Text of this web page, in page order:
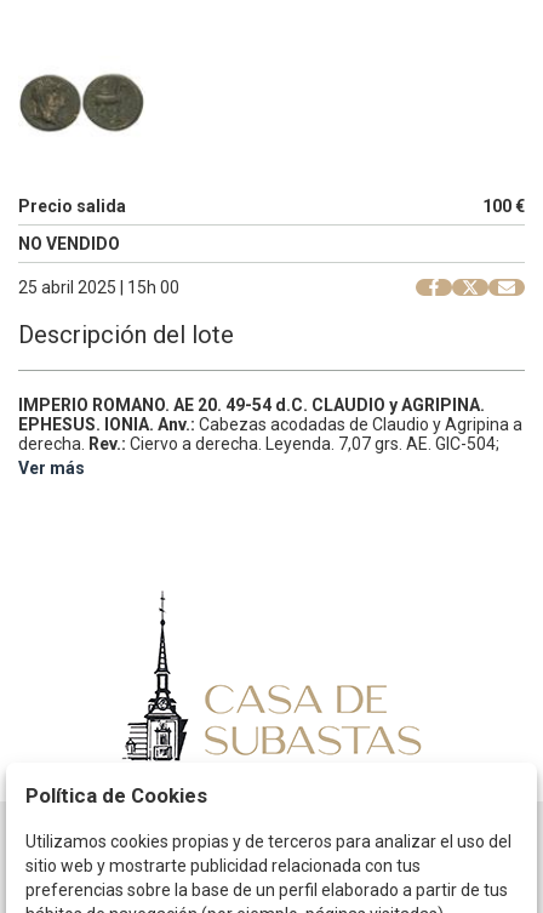
Precio salida
100 €
NO VENDIDO
25 abril 2025 | 15h 00
Descripción del lote
IMPERIO ROMANO. AE 20. 49-54 d.C. CLAUDIO y AGRIPINA.
EPHESUS. IONIA. Anv.: Cabezas acodadas de Claudio y Agripina a
derecha. Rev.: Ciervo a derecha. Leyenda. 7,07 grs. AE. GIC-504;
RPC-2622.
Ver más
Horario
La empresa
Política de Cookies
Utilizamos cookies propias y de terceros para analizar el uso del
sitio web y mostrarte publicidad relacionada con tus
preferencias sobre la base de un perfil elaborado a partir de tus